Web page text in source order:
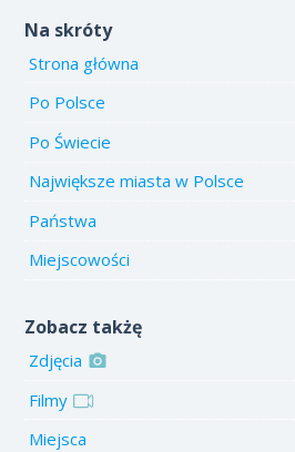
Na skróty
Strona główna
Po Polsce
Po Świecie
Największe miasta w Polsce
Państwa
Miejscowości
Zobacz takżę
Zdjęcia
Filmy
Miejsca